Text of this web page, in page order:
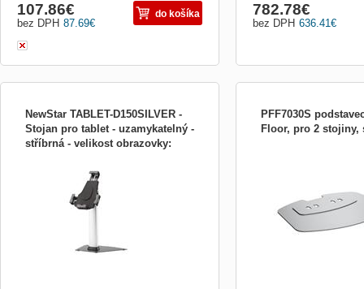
87.69€
bez DPH
107.86€ do košíka
636.41€
bez DPH
782.78€
NewStar TABLET-D150SILVER -
Stojan pro tablet - uzamykatelný -
stříbrná - velikost obrazovky:
PFF7030S
Floor, pro 2 stojiny,
stabilní s velkou
výšky použitých stojin).
Connect-it F...